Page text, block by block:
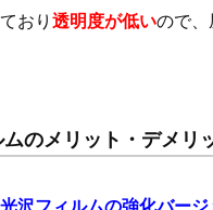
おり 透明度が低いので、
のメリット・デメリ